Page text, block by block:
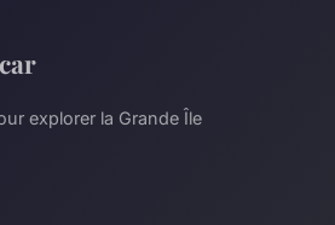
explorer la Grande Île